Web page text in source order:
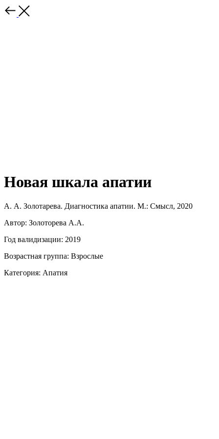
Новая шкала апатии
А. А. Золотарева. Диагностика апатии. М.: Смысл, 2020
Автор: Золоторева А.А.
Год валидизации: 2019
Возрастная группа: Взрослые
Категория: Апатия